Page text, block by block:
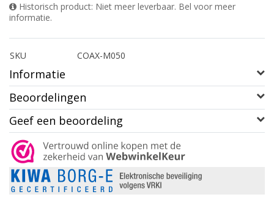
Historisch product: Niet meer leverbaar. Bel voor meer
informatie.
SKU COAX-M050
Informatie
Beoordelingen
Geef een beoordeling